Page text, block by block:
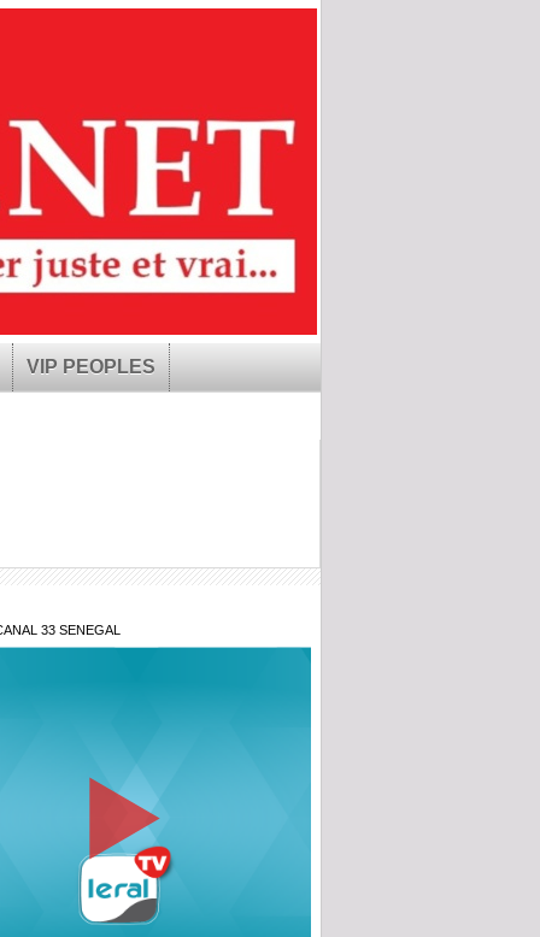
VIP PEOPLES
33 SENEGAL
on accepter cette opacité ?» : le Juge